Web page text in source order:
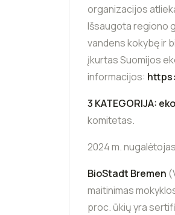
organizacijos
Išsaugota regiono
vandens kokybę ir
įkurtas Suomijos
informacijos:
3 KATEGORIJA:
komitetas.
2024 m.
BioStadt Bremen
maitinimas
proc. ūkių yra